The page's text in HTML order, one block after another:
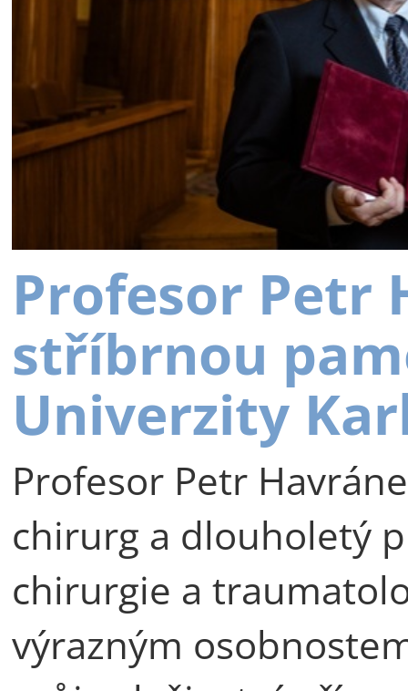
Profesor Petr
stříbrnou
Univerzity
Profesor Petr
chirurg a dlouholetý
chirurgie a
výrazným